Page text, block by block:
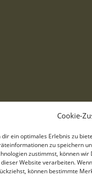
Cookie-
dir ein optimales Erlebnis zu
zu speichern
zustimmst, können
Website verarbeiten.
können bestimmte